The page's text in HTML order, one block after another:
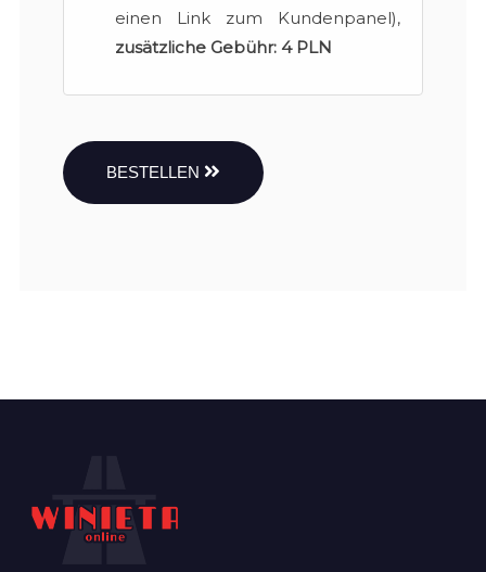
einen Link zum Kundenpanel),
zusätzliche Gebühr: 4 PLN
BESTELLEN